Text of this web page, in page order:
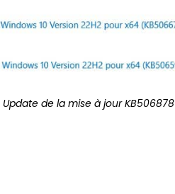
de la mise à jour